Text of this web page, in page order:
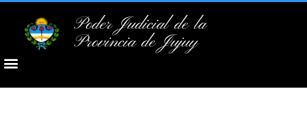
Poder Judicial de la
Provincia de Jujuy